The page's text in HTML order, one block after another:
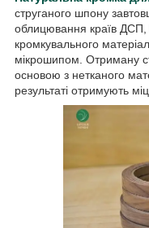
струганого шпону
облицювання країв
кромкувального
мікрошипом. Отриману
основою з нетканого
результаті отримують